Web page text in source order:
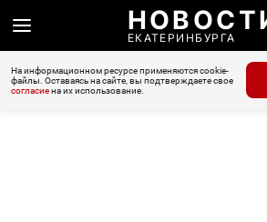
ЕКАТЕРИНБУРГА
На информационном ресурсе применяются cookie-
файлы. Оставаясь на сайте, вы подтверждаете свое
согласиена их использование.